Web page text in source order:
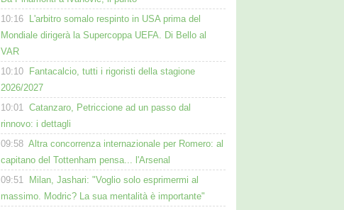
10:16
L'arbitro somalo respinto in USA prima del
Mondiale dirigerà la Supercoppa UEFA. Di Bello al
VAR
10:10
Fantacalcio, tutti i rigoristi della stagione
2026/2027
10:01 Catanzaro, Petriccione ad un passo dal
rinnovo: i dettagli
09:58 Altra concorrenza internazionale per Romero: al
capitano del Tottenham pensa... l'Arsenal
09:51
Milan, Jashari: "Voglio solo esprimermi al
massimo. Modric? La sua mentalità è importante"